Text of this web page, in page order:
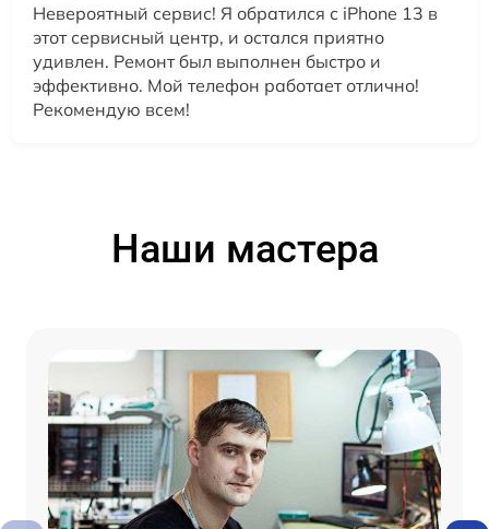
Невероятный сервис! Я обратился с iPhone 13 в
этот сервисный центр, и остался приятно
удивлен. Ремонт был выполнен быстро и
эффективно. Мой телефон работает отлично!
Рекомендую всем!
Наши мастера